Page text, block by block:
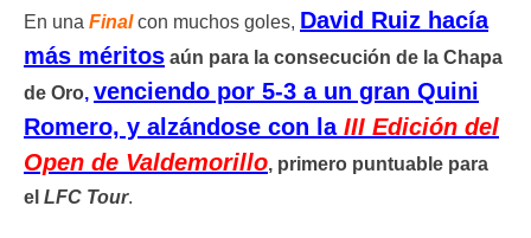
En una Finalcon muchos goles, David Ruiz hacía
más méritos aún para la consecución de la Chapa
de Oro, venciendo por 5-3 a un gran Quini
Romero, y alzándose con la III Edición del
Open de Valdemorillo, primero puntuable para
el LFC Tour.